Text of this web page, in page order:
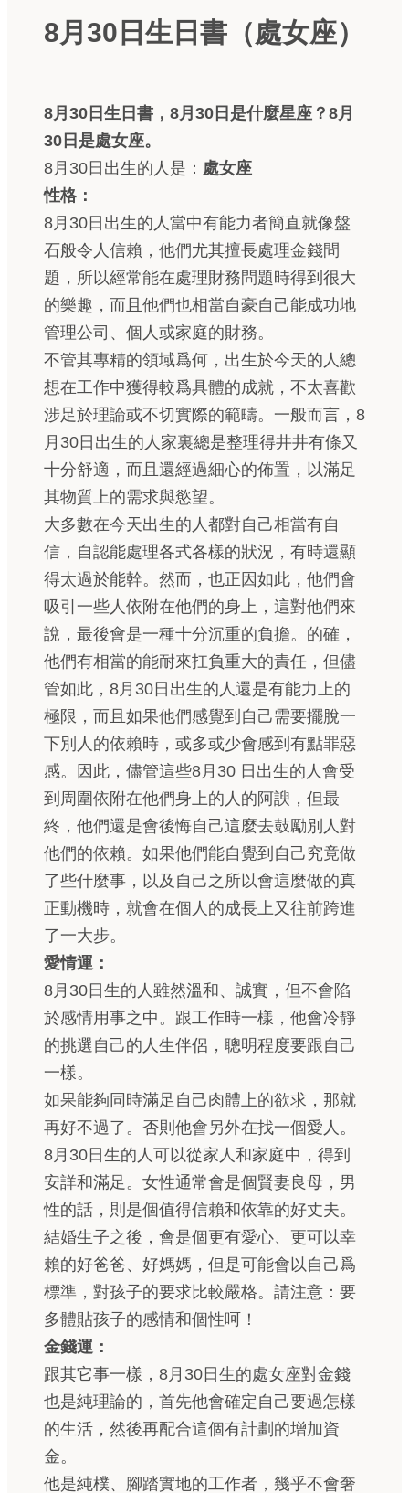
8月30日生日書（處女座）
8月30日生日書，8月30日是什麼星座？8月
30日是處女座。
8月30日出生的人是： 處女座
性格：
8月30日出生的人當中有能力者簡直就像盤
石般令人信賴，他們尤其擅長處理金錢問
題，所以經常能在處理財務問題時得到很大
的樂趣，而且他們也相當自豪自己能成功地
管理公司、個人或家庭的財務。
不管其專精的領域爲何，出生於今天的人總
想在工作中獲得較爲具體的成就，不太喜歡
涉足於理論或不切實際的範疇。一般而言，8
月30日出生的人家裏總是整理得井井有條又
十分舒適，而且還經過細心的佈置，以滿足
其物質上的需求與慾望。
大多數在今天出生的人都對自己相當有自
信，自認能處理各式各樣的狀況，有時還顯
得太過於能幹。然而，也正因如此，他們會
吸引一些人依附在他們的身上，這對他們來
說，最後會是一種十分沉重的負擔。的確，
他們有相當的能耐來扛負重大的責任，但儘
管如此，8月30日出生的人還是有能力上的
極限，而且如果他們感覺到自己需要擺脫一
下別人的依賴時，或多或少會感到有點罪惡
感。因此，儘管這些8月30 日出生的人會受
到周圍依附在他們身上的人的阿諛，但最
終，他們還是會後悔自己這麼去鼓勵別人對
他們的依賴。如果他們能自覺到自己究竟做
了些什麼事，以及自己之所以會這麼做的真
正動機時，就會在個人的成長上又往前跨進
了一大步。
愛情運：
8月30日生的人雖然溫和、誠實，但不會陷
於感情用事之中。跟工作時一樣，他會冷靜
的挑選自己的人生伴侶，聰明程度要跟自己
一樣。
如果能夠同時滿足自己肉體上的欲求，那就
再好不過了。否則他會另外在找一個愛人。
8月30日生的人可以從家人和家庭中，得到
安詳和滿足。女性通常會是個賢妻良母，男
性的話，則是個值得信賴和依靠的好丈夫。
結婚生子之後，會是個更有愛心、更可以幸
賴的好爸爸、好媽媽，但是可能會以自己爲
標準，對孩子的要求比較嚴格。請注意：要
多體貼孩子的感情和個性呵！
金錢運：
跟其它事一樣，8月30日生的處女座對金錢
也是純理論的，首先他會確定自己要過怎樣
的生活，然後再配合這個有計劃的增加資
金。
他是純樸、腳踏實地的工作者，幾乎不會奢